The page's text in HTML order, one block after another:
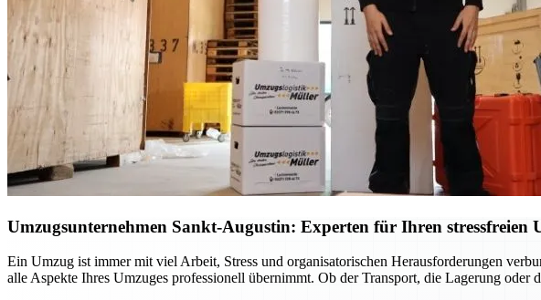
Umzugsunternehmen Sankt-Augustin: Experten für Ihren stressfreien
Ein Umzug ist immer mit viel Arbeit, Stress und organisatorischen Herausforderungen
alle Aspekte Ihres Umzuges professionell übernimmt. Ob der Transport, die Lagerung